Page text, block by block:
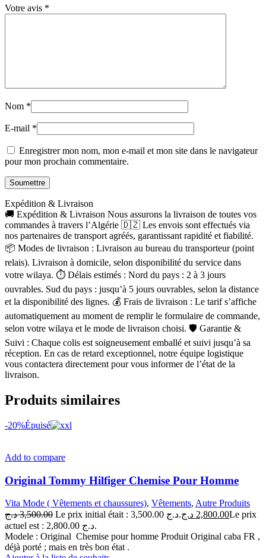
Votre avis *
Nom *
E-mail *
Enregistrer mon nom, mon e-mail et mon site dans le navigateur
pour mon prochain commentaire.
Expédition & Livraison
🚚 Expédition & Livraison Nous assurons la livraison de toutes vos
commandes à travers l’Algérie 🇩🇿 Les envois sont effectués via
nos partenaires de transport agréés, garantissant rapidité et fiabilité.
📦 Modes de livraison : Livraison au bureau du transporteur (point
relais). Livraison à domicile, selon disponibilité du service dans
votre wilaya. ⏱ Délais estimés : Nord du pays : 2 à 3 jours
ouvrables. Sud du pays : jusqu’à 5 jours ouvrables, selon la distance
et la disponibilité des lignes. 💰 Frais de livraison : Le tarif s’affiche
automatiquement au moment de remplir le formulaire de commande,
selon votre wilaya et le mode de livraison choisi. 🛡 Garantie &
Suivi : Chaque colis est soigneusement emballé et suivi jusqu’à sa
réception. En cas de retard exceptionnel, notre équipe logistique
vous contactera directement pour vous informer de l’état de la
livraison.
Produits similaires
-20%Épuisé
Add to compare
Original Tommy Hilfiger Chemise Pour Homme
Vita Mode ( Vêtements et chaussures), Vêtements, Autre Produits
3,500.00 د.ج Le prix initial était : 3,500.00 د.ج. 2,800.00 د.ج
Le prix
actuel est : 2,800.00 د.ج.
Modele : Original Chemise pour homme Produit Original caba FR ,
déjà porté ; mais en très bon état .